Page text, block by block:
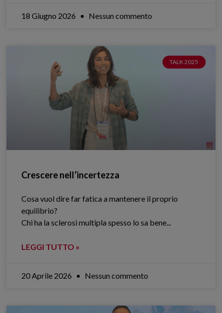
18 Giugno 2026 Nessun commento
TALK 2025
Crescere nell’incertezza
Cosa vuol dire far fatica a mantenere il proprio
equilibrio?
Chi ha la sclerosi multipla spesso lo sa bene.​..
LEGGI TUTTO »
20 Aprile 2026 Nessun commento